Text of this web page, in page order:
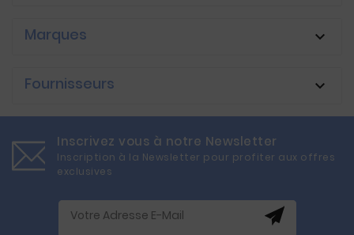
Marques 
Fournisseurs 
Inscrivez vous à notre Newsletter
Inscription à la Newsletter pour profiter aux offres
exclusives